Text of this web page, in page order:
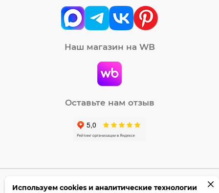
Наш магазин на WB
Оставьте нам отзыв
©2005-2026 Бумага-С. Все права защищены.
Используем cookies и аналитические технологии